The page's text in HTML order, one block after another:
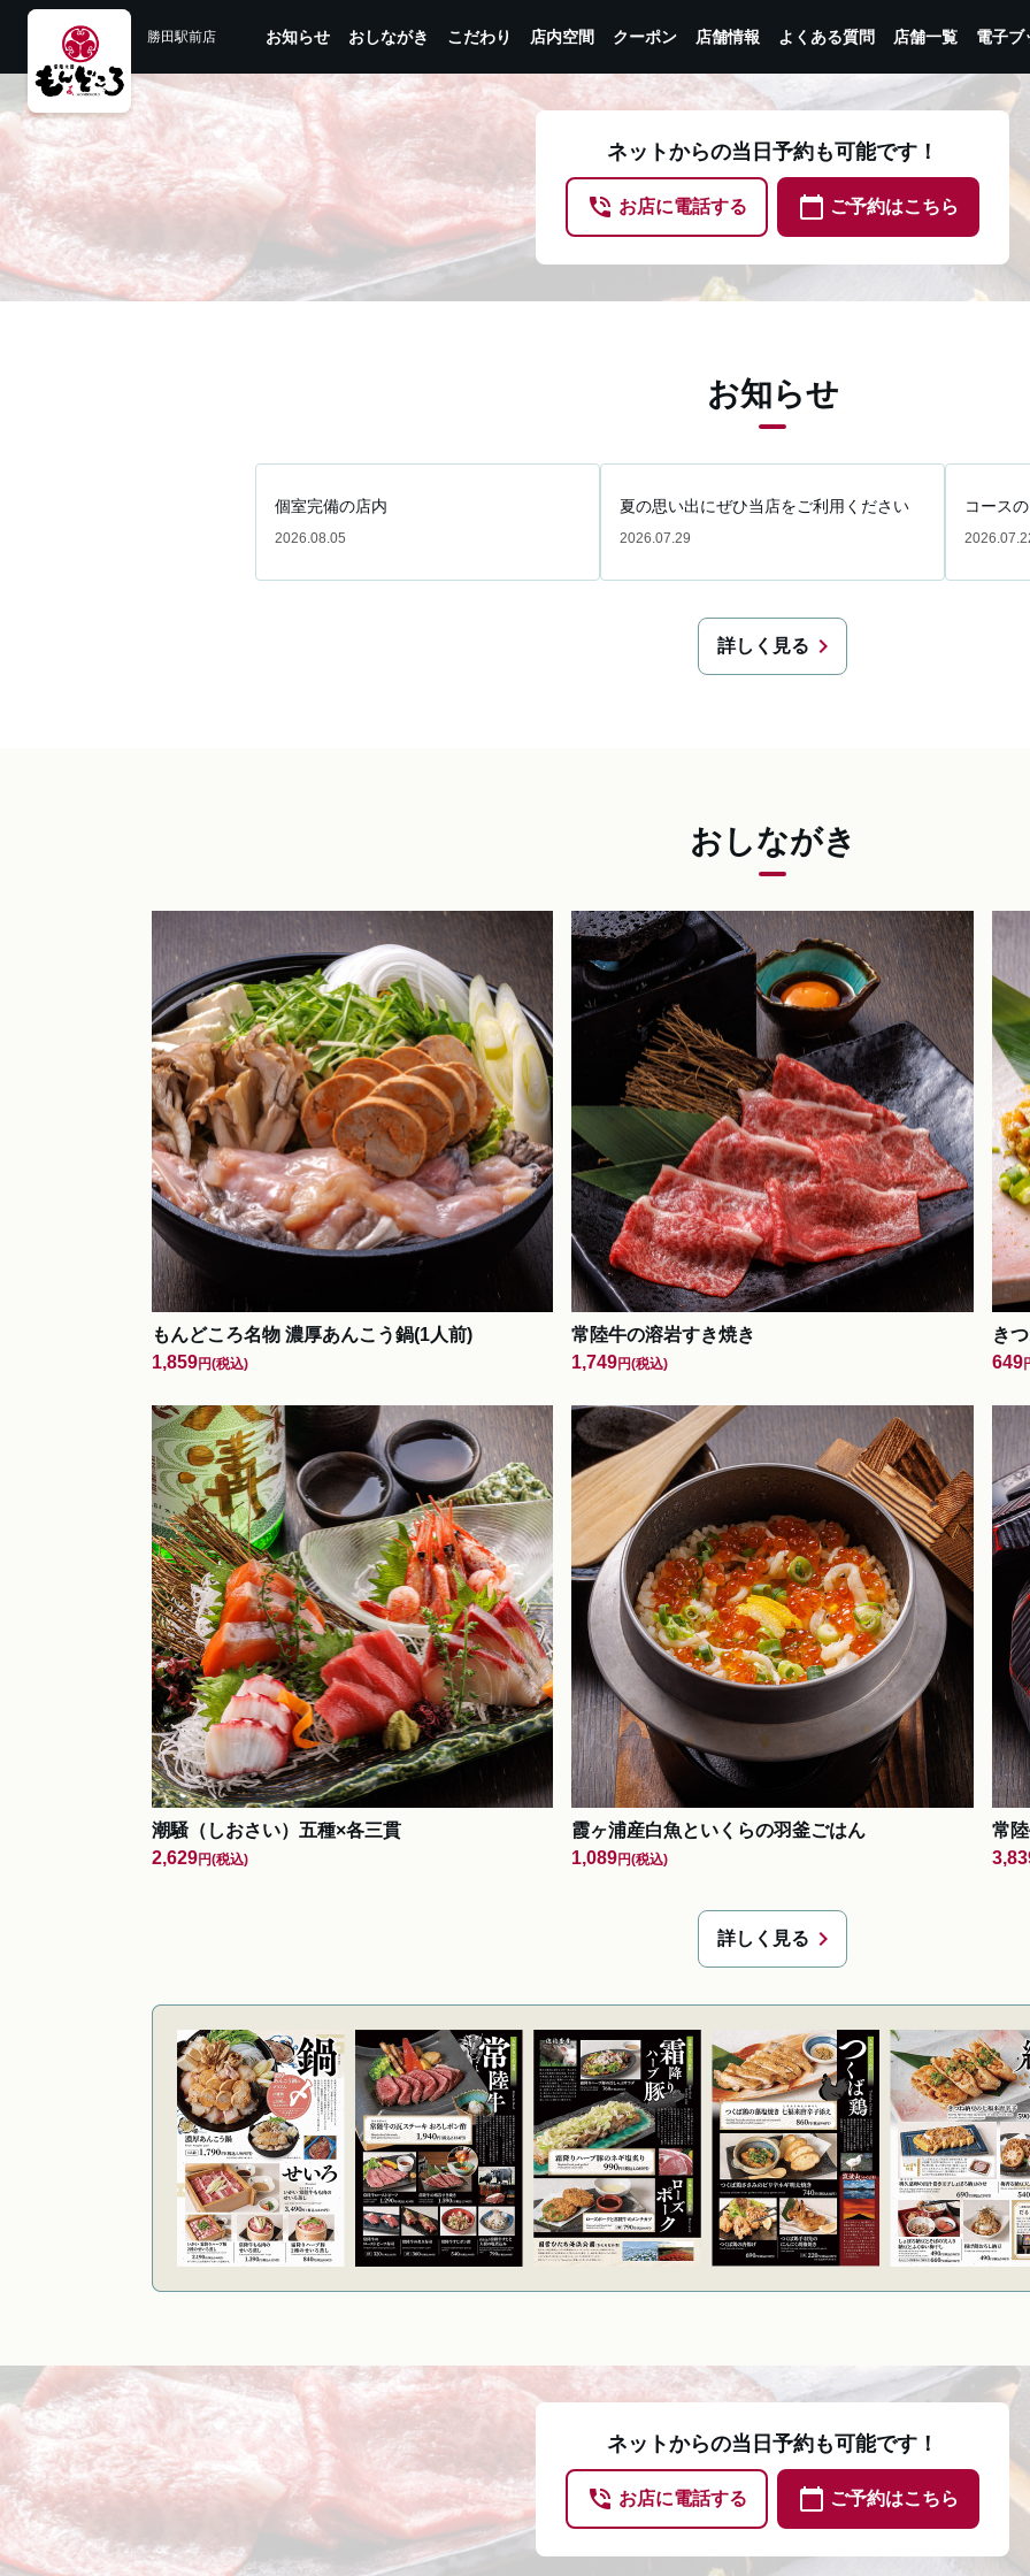
お知らせ おしながき こだわり 店内空間 クーポン 店舗情報 よくある質問 店舗一覧 電子ブ
勝田駅前店
ネットからの当日予約も可能です！
phone_in_talk お店に電話する calendar_today ご予約はこちら
お知らせ
個室完備の店内
2026.08.05
夏の思い出にぜひ当店をご利用ください
2026.07.29
コース
詳しく見る chevron_right
おしながき
もんどころ名物 濃厚あんこう鍋(1人前)
1,859円(税込)
常陸牛の溶岩すき焼き
1,749円(税込)
き
649
潮騒（しおさい）五種×各三貫
2,629円(税込)
霞ヶ浦産白魚といくらの羽釜ごはん
1,089円(税込)
常
詳しく見る chevron_right
ネットからの当日予約も可能です！
phone_in_talk お店に電話する calendar_today ご予約はこちら